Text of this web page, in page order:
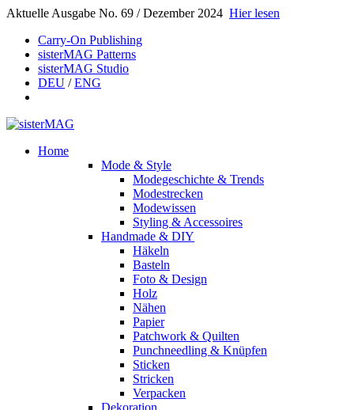
Aktuelle Ausgabe No. 69 / Dezember 2024 Hier lesen
Carry-On Publishing
sisterMAG Patterns
sisterMAG Studio
DEU /ENG
Home
Mode & Style
Modegeschichte & Trends
Modestrecken
Modewissen
Styling & Accessoires
Handmade & DIY
Häkeln
Basteln
Foto & Design
Holz
Nähen
Papier
Patchwork & Quilten
Punchneedling & Knüpfen
Sticken
Stricken
Verpacken
Dekoration